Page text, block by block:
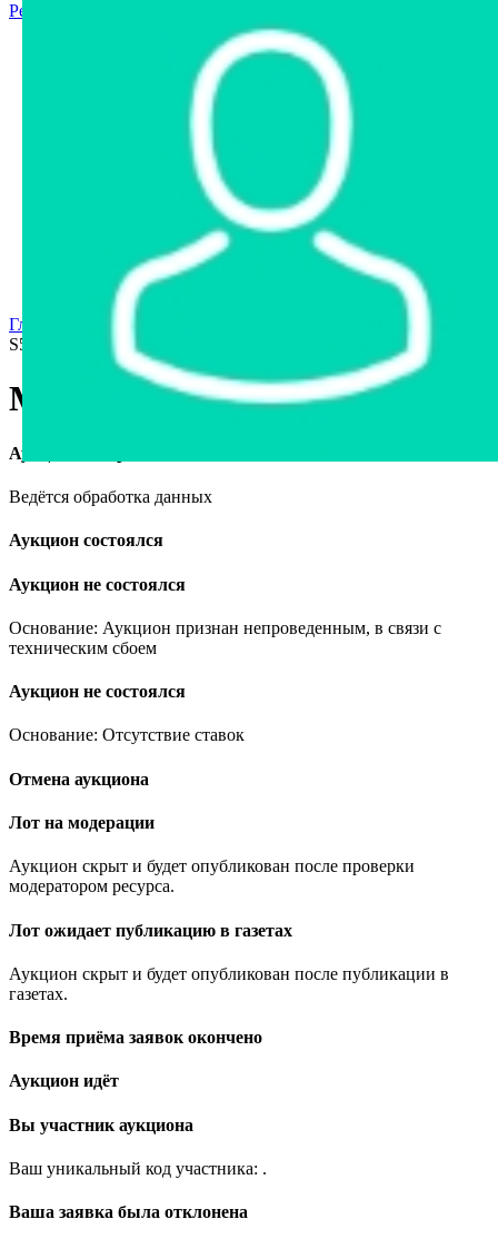
Регистрация
Интернет-магазин
Интернет-витрина
Арестованное имущество
Реестр несостоявшихся торгов
Реестр переоценок
Государственное имущество
Главная страница
S500, 2006
Mercedes-Benz S500, 2006
Аукцион завершён
Ведётся обработка данных
Аукцион состоялся
Аукцион не состоялся
Основание: Аукцион признан непроведенным, в связи с
техническим сбоем
Аукцион не состоялся
Основание: Отсутствие ставок
Отмена аукциона
Лот на модерации
Аукцион скрыт и будет опубликован после проверки
модератором ресурса.
Лот ожидает публикацию в газетах
Аукцион скрыт и будет опубликован после публикации в
газетах.
Время приёма заявок окончено
Аукцион идёт
Вы участник аукциона
Ваш уникальный код участника: .
Ваша заявка была отклонена